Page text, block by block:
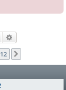
c
Rechercher
12